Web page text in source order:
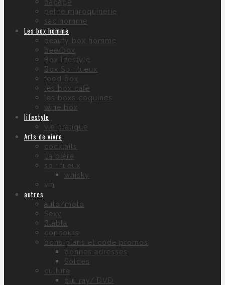
bagage
petite maroquinerie
sac homme
Les box homme
beauty box homme
beerbox
Box lifestyle
Box Spiritueux
food box
les box café
les boxs coquines
wine box
lifestyle
vie pratique
Arts de vivre
cocktails
La bière
spiritueux
whisky
vin
autres
auto/moto
Sexy
Blabla
concours
bons plans et code promos
bonnes adresses
Soldes
culture
blu ray/ DVD